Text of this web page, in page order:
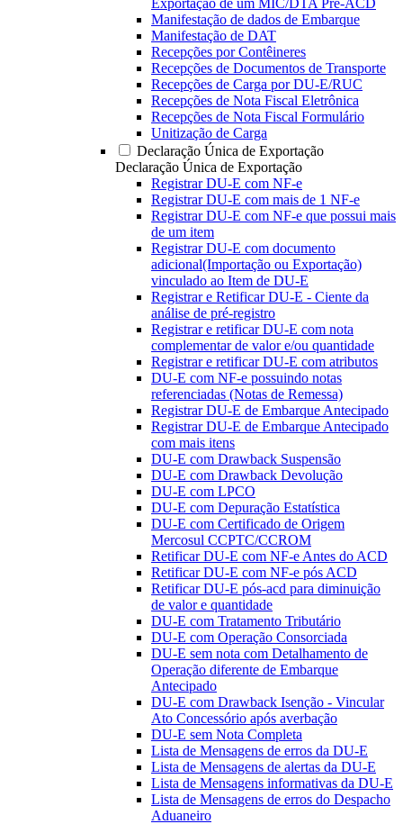
Exportação de um MIC/DTA Pré-ACD
Manifestação de dados de Embarque
Manifestação de DAT
Recepções por Contêineres
Recepções de Documentos de Transporte
Recepções de Carga por DU-E/RUC
Recepções de Nota Fiscal Eletrônica
Recepções de Nota Fiscal Formulário
Unitização de Carga
Declaração Única de Exportação
Declaração Única de Exportação
Registrar DU-E com NF-e
Registrar DU-E com mais de 1 NF-e
Registrar DU-E com NF-e que possui mais
de um item
Registrar DU-E com documento
adicional(Importação ou Exportação)
vinculado ao Item de DU-E
Registrar e Retificar DU-E - Ciente da
análise de pré-registro
Registrar e retificar DU-E com nota
complementar de valor e/ou quantidade
Registrar e retificar DU-E com atributos
DU-E com NF-e possuindo notas
referenciadas (Notas de Remessa)
Registrar DU-E de Embarque Antecipado
Registrar DU-E de Embarque Antecipado
com mais itens
DU-E com Drawback Suspensão
DU-E com Drawback Devolução
DU-E com LPCO
DU-E com Depuração Estatística
DU-E com Certificado de Origem
Mercosul CCPTC/CCROM
Retificar DU-E com NF-e Antes do ACD
Retificar DU-E com NF-e pós ACD
Retificar DU-E pós-acd para diminuição
de valor e quantidade
DU-E com Tratamento Tributário
DU-E com Operação Consorciada
DU-E sem nota com Detalhamento de
Operação diferente de Embarque
Antecipado
DU-E com Drawback Isenção - Vincular
Ato Concessório após averbação
DU-E sem Nota Completa
Lista de Mensagens de erros da DU-E
Lista de Mensagens de alertas da DU-E
Lista de Mensagens informativas da DU-E
Lista de Mensagens de erros do Despacho
Aduaneiro